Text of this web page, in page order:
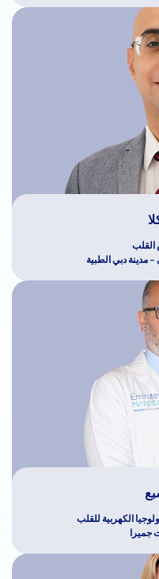
دبي الطبية
الكهربية للقلب
جميرا